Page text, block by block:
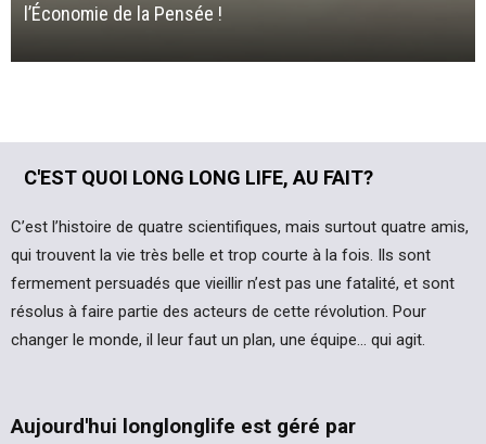
l’Économie de la Pensée !
C'EST QUOI LONG LONG LIFE, AU FAIT?
C’est l’histoire de quatre scientifiques, mais surtout quatre amis,
qui trouvent la vie très belle et trop courte à la fois. Ils sont
fermement persuadés que vieillir n’est pas une fatalité, et sont
résolus à faire partie des acteurs de cette révolution. Pour
changer le monde, il leur faut un plan, une équipe… qui agit.
Aujourd'hui longlonglife est géré par